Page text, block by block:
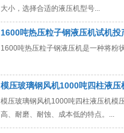
大小，选择合适的液压机型号...
1600吨热压粒子钢液压机试机投
1600吨热压粒子钢液压机是一种将粉
模压玻璃钢风机1000吨四柱液压
模压玻璃钢风机1000吨四柱液压机模
高、耐磨、耐蚀、成本低的特点。...